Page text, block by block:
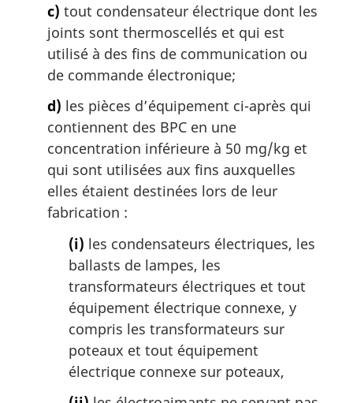
c) tout condensateur électrique dont les
joints sont thermoscellés et qui est
utilisé à des fins de communication ou
de commande électronique;
d) les pièces d’équipement ci-après qui
contiennent des BPC en une
concentration inférieure à 50 mg/kg et
qui sont utilisées aux fins auxquelles
elles étaient destinées lors de leur
fabrication :
(i) les condensateurs électriques, les
ballasts de lampes, les
transformateurs électriques et tout
équipement électrique connexe, y
compris les transformateurs sur
poteaux et tout équipement
électrique connexe sur poteaux,